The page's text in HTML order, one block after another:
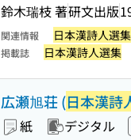
鈴木瑞枝 著研文出版
関連情報 日本漢詩人選集
掲載誌 日本漢詩人選集
広瀬旭荘 (日本漢詩
紙 デジタル